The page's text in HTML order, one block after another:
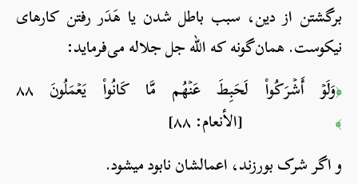
برگشتن از دین، سبب باطل شدن یا هَدَر رفتن کارهای
نیکوست. همان‌گونه که الله جل جلاله می‌فرماید:
﴿وَلَوۡ أَشۡرَكُواْ لَحَبِطَ عَنۡهُم مَّا كَانُواْ يَعۡمَلُونَ ٨٨
﴾
[الأنعام: ٨٨]
و اگر شرک بورزند، اعمالشان نابود می­شود.